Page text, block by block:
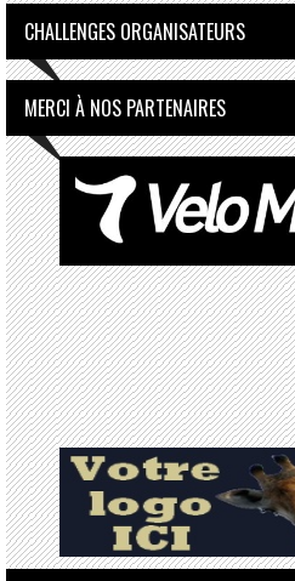
CHALLENGES ORGANISATEURS
MERCI À NOS PARTENAIRES